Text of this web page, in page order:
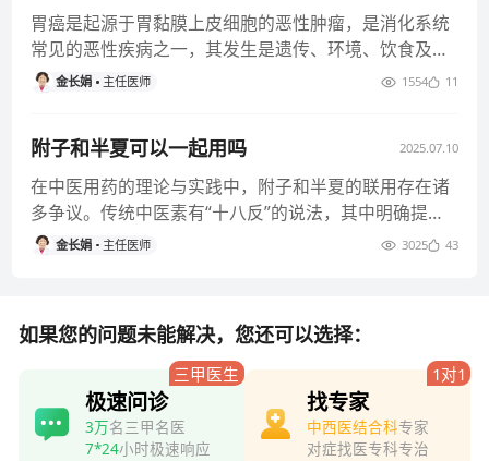
胃癌是起源于胃黏膜上皮细胞的恶性肿瘤，是消化系统
常见的恶性疾病之一，其发生是遗传、环境、饮食及幽
门螺杆菌感染等多因素长期
金长娟 主任医师 1554 11
附子和半夏可以一起用吗 2025.07.10
在中医用药的理论与实践中，附子和半夏的联用存在诸
多争议。传统中医素有“十八反”的说法，其中明确提及
“半蒌贝蔹及攻乌”，这
金长娟 主任医师 3025 43
如果您的问题未能解决，您还可以选择：
三甲医生
极速问诊
3万名三甲名医
7*24小时极速响应
1对1
找专家
中西医结合科专家
对症找医专科专治